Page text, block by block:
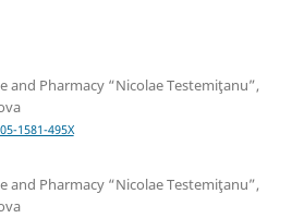
and Pharmacy “Nicolae Testemiţanu”,
1581-495X
and Pharmacy “Nicolae Testemiţanu”,